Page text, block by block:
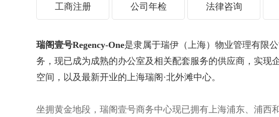
工商注册 公司年检 法律咨询
瑞阁壹号Regency-One是隶属于瑞伊（上海）物业管理有限公
务，现已成为成熟的办公室及相关配套服务的供应商
空间，以及最新开业的上海瑞阁·北外滩中心。
坐拥黄金地段，瑞阁壹号商务中心现已拥有上海浦东、